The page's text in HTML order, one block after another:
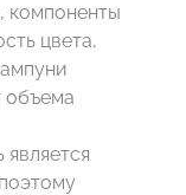
компоненты
цвета,
объема